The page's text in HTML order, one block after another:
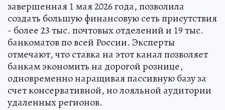
завершенная 1 мая 2026 года, позволила
создать большую финансовую сеть присутствия
- более 23 тыс. почтовых отделений и 19 тыс.
банкоматов по всей России. Эксперты
отмечают, что ставка на этот канал позволяет
банкам экономить на дорогой рознице,
одновременно наращивая пассивную базу за
счет консервативной, но лояльной аудитории
удаленных регионов.